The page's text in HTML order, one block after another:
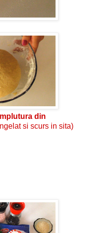
din
si scurs in sita)